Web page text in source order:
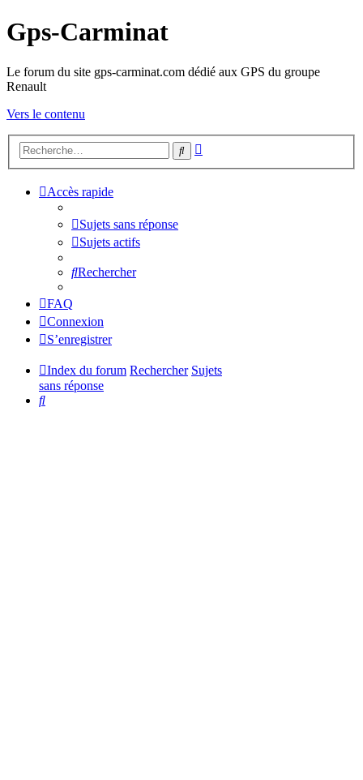
Gps-Carminat
Le forum du site gps-carminat.com dédié aux GPS du groupe
Renault
Vers le contenu
Rechercher
Accès rapide
Sujets sans réponse
Sujets actifs
Rechercher
FAQ
Connexion
S’enregistrer
Index du forum Rechercher Sujets
sans réponse
Rechercher